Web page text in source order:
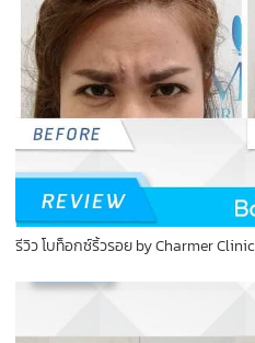
รีวิว โบท็อกซ์ริ้วรอย by Charmer Clinic